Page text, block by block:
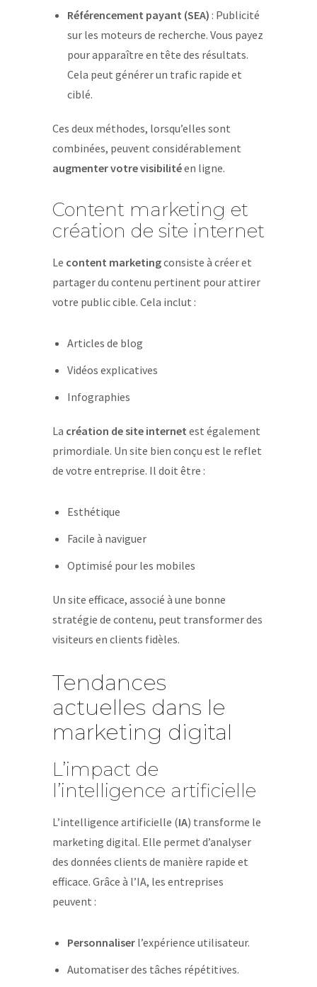
Référencement payant (SEA) : Publicité
sur les moteurs de recherche. Vous payez
pour apparaître en tête des résultats.
Cela peut générer un trafic rapide et
ciblé.
Ces deux méthodes, lorsqu’elles sont
combinées, peuvent considérablement
augmenter votre visibilitéen ligne.
Content marketing et
création de site internet
Le content marketingconsiste à créer et
partager du contenu pertinent pour attirer
votre public cible. Cela inclut :
Articles de blog
Vidéos explicatives
Infographies
La création de site internet est également
primordiale. Un site bien conçu est le reflet
de votre entreprise. Il doit être :
Esthétique
Facile à naviguer
Optimisé pour les mobiles
Un site efficace, associé à une bonne
stratégie de contenu, peut transformer des
visiteurs en clients fidèles.
Tendances
actuelles dans le
marketing digital
L’impact de
l’intelligence artificielle
L’intelligence artificielle (IA) transforme le
marketing digital. Elle permet d’analyser
des données clients de manière rapide et
efficace. Grâce à l’IA, les entreprises
peuvent :
Personnaliserl’expérience utilisateur.
Automatiser des tâches répétitives.